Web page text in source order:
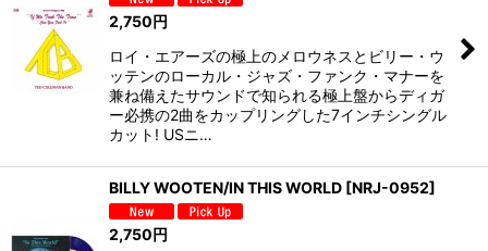
2,750円
ロイ・エアーズの極上のメロウネスとビリー・ウ
ッテンのローカル・ジャズ・ファンク・マナーを
兼ね備えたサウンドで知られる極上盤からディガ
ー必携の2曲をカップリングした7インチシングル
カット! USニ…
BILLY WOOTEN/IN THIS WORLD [NRJ-0952]
2,750円